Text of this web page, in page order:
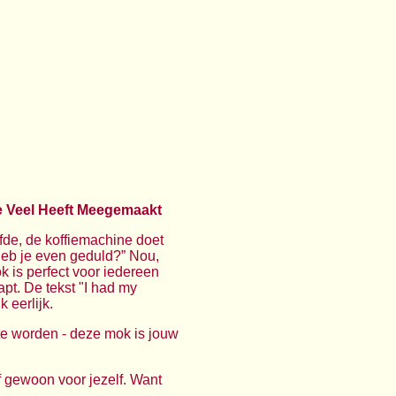
Heeft Meegemaakt
de koffiemachine doet
je even geduld?” Nou,
is perfect voor iedereen
De tekst "I had my
eerlijk.
worden - deze mok is jouw
voor jezelf. Want